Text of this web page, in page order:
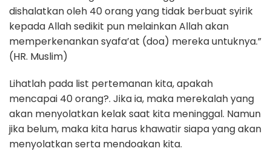
dishalatkan oleh 40 orang yang tidak berbuat syirik
kepada Allah sedikit pun melainkan Allah akan
memperkenankan syafa’at (doa) mereka untuknya.”
(HR. Muslim)
Lihatlah pada list pertemanan kita, apakah
mencapai 40 orang?. Jika ia, maka merekalah yang
akan menyolatkan kelak saat kita meninggal. Namun
jika belum, maka kita harus khawatir siapa yang akan
menyolatkan serta mendoakan kita.